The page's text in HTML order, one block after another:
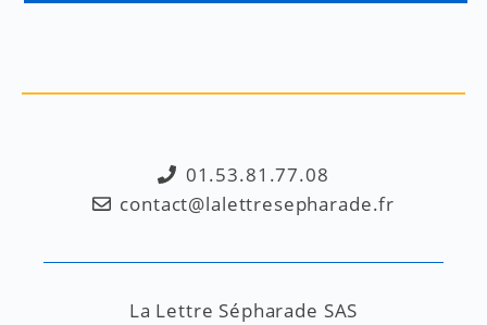
01.53.81.77.08
contact@lalettresepharade.fr
La Lettre Sépharade SAS